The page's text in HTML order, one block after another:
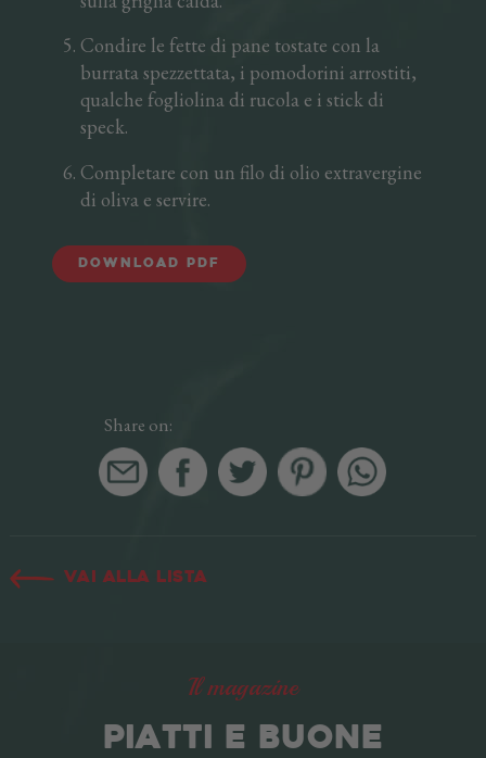
Condire le fette di pane tostate con la
burrata spezzettata, i pomodorini arrostiti,
qualche fogliolina di rucola e i stick di
speck.
Completare con un filo di olio extravergine
di oliva e servire.
Download PDF
Share on:
Vai alla lista
Il magazine
PIATTI E BUONE